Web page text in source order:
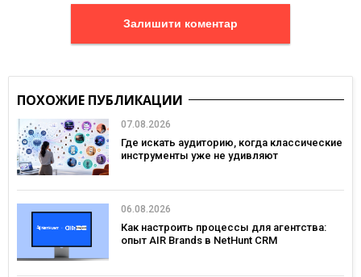
Залишити коментар
ПОХОЖИЕ ПУБЛИКАЦИИ
07.08.2026
Где искать аудиторию, когда классические
инструменты уже не удивляют
06.08.2026
Как настроить процессы для агентства:
опыт AIR Brands в NetHunt CRM